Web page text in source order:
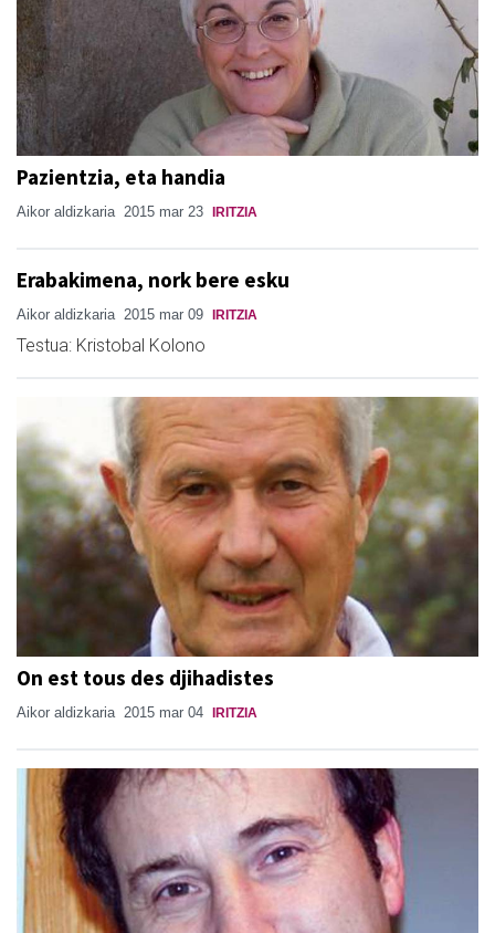
Pazientzia, eta handia
Aikor aldizkaria 2015 mar 23 IRITZIA
Erabakimena, nork bere esku
Aikor aldizkaria 2015 mar 09 IRITZIA
Testua: Kristobal Kolono
On est tous des djihadistes
Aikor aldizkaria 2015 mar 04 IRITZIA